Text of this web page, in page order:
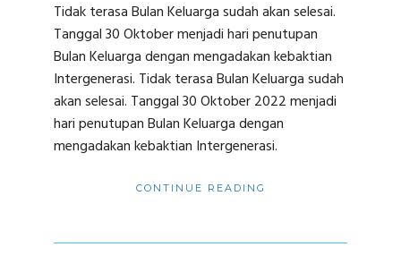
Tidak terasa Bulan Keluarga sudah akan selesai.
Tanggal 30 Oktober menjadi hari penutupan
Bulan Keluarga dengan mengadakan kebaktian
Intergenerasi. Tidak terasa Bulan Keluarga sudah
akan selesai. Tanggal 30 Oktober 2022 menjadi
hari penutupan Bulan Keluarga dengan
mengadakan kebaktian Intergenerasi.
CONTINUE READING